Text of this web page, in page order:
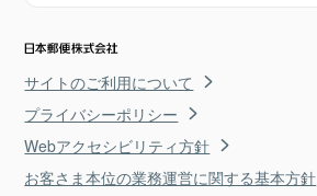
サイトのご利用について
プライバシーポリシー
Webアクセシビリティ方針
お客さま本位の業務運営に関する基本方針